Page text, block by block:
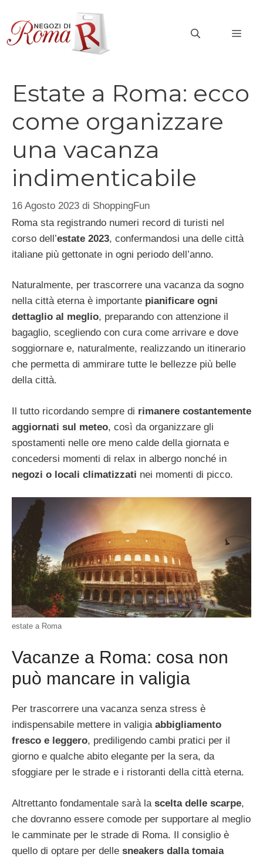
contenuto
Estate a Roma: ecco
come organizzare
una vacanza
indimenticabile
16 Agosto 2023 di ShoppingFun
Roma sta registrando numeri record di turisti nel
corso dell’estate 2023, confermandosi una delle città
italiane più gettonate in ogni periodo dell’anno.
Naturalmente, per trascorrere una vacanza da sogno
nella città eterna è importante pianificare ogni
dettaglio al meglio, preparando con attenzione il
bagaglio, scegliendo con cura come arrivare e dove
soggiornare e, naturalmente, realizzando un itinerario
che permetta di ammirare tutte le bellezze più belle
della città.
Il tutto ricordando sempre di rimanere costantemente
aggiornati sul meteo, così da organizzare gli
spostamenti nelle ore meno calde della giornata e
concedersi momenti di relax in albergo nonché in
negozi o locali climatizzati nei momenti di picco.
estate a Roma
Vacanze a Roma: cosa non
può mancare in valigia
Per trascorrere una vacanza senza stress è
indispensabile mettere in valigia abbigliamento
fresco e leggero, prediligendo cambi pratici per il
giorno e qualche abito elegante per la sera, da
sfoggiare per le strade e i ristoranti della città eterna.
Altrettanto fondamentale sarà la scelta delle scarpe,
che dovranno essere comode per supportare al meglio
le camminate per le strade di Roma. Il consiglio è
quello di optare per delle sneakers dalla tomaia